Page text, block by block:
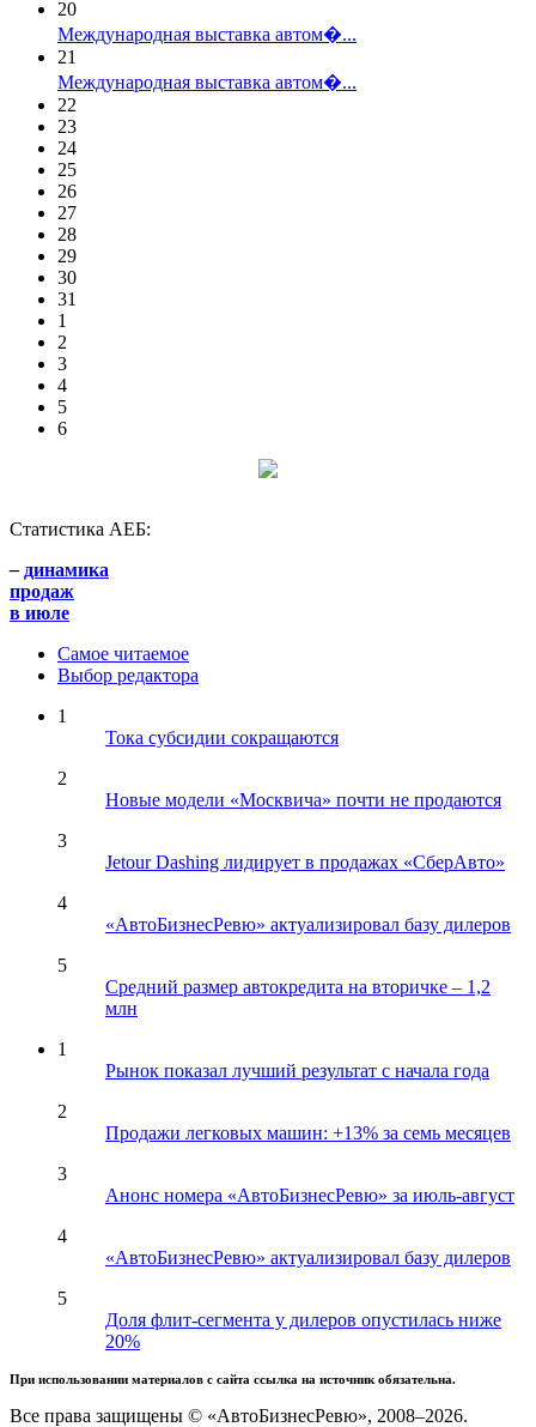
20
Международная выставка автом�...
21
Международная выставка автом�...
22
23
24
25
26
27
28
29
30
31
1
2
3
4
5
6
Статистика АЕБ:
– динамика
продаж
в июле
Самое читаемое
Выбор редактора
1
Тока субсидии сокращаются
2
Новые модели «Москвича» почти не продаются
3
Jetour Dashing лидирует в продажах «СберАвто»
4
«АвтоБизнесРевю» актуализировал базу дилеров
5
Средний размер автокредита на вторичке – 1,2
млн
1
Рынок показал лучший результат с начала года
2
Продажи легковых машин: +13% за семь месяцев
3
Анонс номера «АвтоБизнесРевю» за июль-август
4
«АвтоБизнесРевю» актуализировал базу дилеров
5
Доля флит-сегмента у дилеров опустилась ниже
20%
При использовании материалов с сайта ссылка на источник обязательна.
Все права защищены © «АвтоБизнесРевю», 2008–2026.